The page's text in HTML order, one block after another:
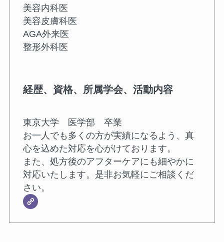
美容内科医
美容皮膚科医
AGA外来医
整形外科医
経歴、資格、所属学会、活動内容
東京大学 医学部 卒業
お一人でも多くの方が実績になるよう、真
心を込めた対応を心がけております。
また、処方後のアフターケアにも細やかに
対応いたします。是非お気軽にご相談くだ
さい。